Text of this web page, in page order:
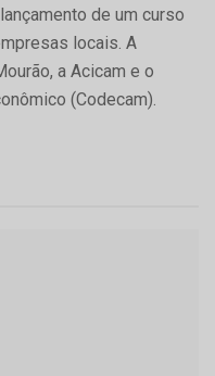
de um curso
locais. A
a Acicam e o
(Codecam).